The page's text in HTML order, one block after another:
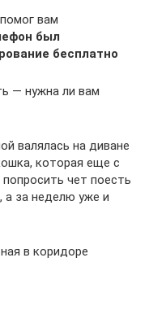
вам
был
бесплатно
— нужна ли вам
валялась на диване
которая еще с
чет поесть
а за неделю уже и
в коридоре